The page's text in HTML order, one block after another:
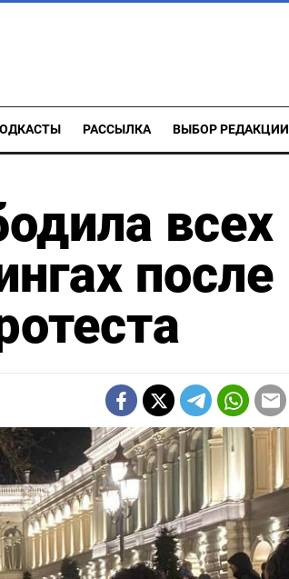
РАССЫЛКА ВЫБОР РЕДАКЦИИ
всех
после